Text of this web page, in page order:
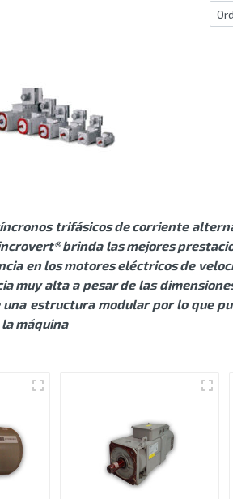
trifásicos de corriente
brinda las mejores
en los motores eléctricos de
muy alta a pesar de las
estructura modular por lo que
máquina